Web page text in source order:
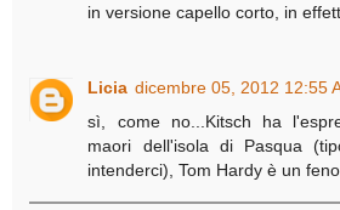
in versione capello corto, in
Licia dicembre 05, 2012 12:55
sì, come no...Kitsch ha
maori dell'isola di Pasqua
intenderci), Tom Hardy è un